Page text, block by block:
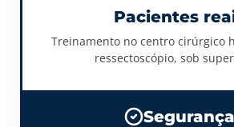
Pacientes
Treinamento no centro cirúrgico
ressectoscópio, sob
Segurança